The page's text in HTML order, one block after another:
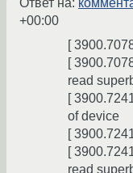
Ответ на:
+00:00
[
[
read
[
of device
[
[
read